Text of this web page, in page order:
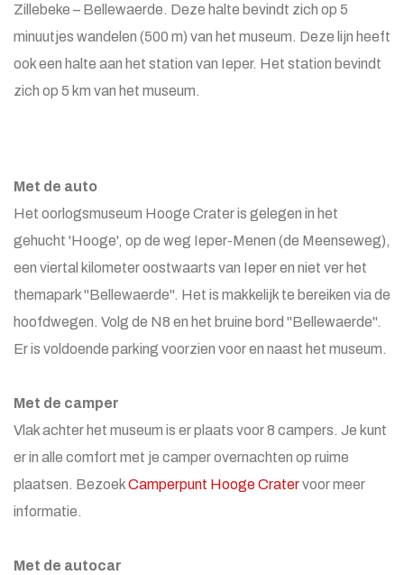
Zillebeke – Bellewaerde. Deze halte bevindt zich op 5
minuutjes wandelen (500 m) van het museum. Deze lijn heeft
ook een halte aan het station van Ieper. Het station bevindt
zich op 5 km van het museum.
Met de auto
Het oorlogsmuseum Hooge Crater is gelegen in het
gehucht 'Hooge', op de weg Ieper-Menen (de Meenseweg),
een viertal kilometer oostwaarts van Ieper en niet ver het
themapark "Bellewaerde". Het is makkelijk te bereiken via de
hoofdwegen. Volg de N8 en het bruine bord "Bellewaerde".
Er is voldoende parking voorzien voor en naast het museum.
Met de camper
Vlak achter het museum is er plaats voor 8 campers. Je kunt
er in alle comfort met je camper overnachten op ruime
plaatsen. BezoekCamperpunt Hooge Cratervoor meer
informatie.
Met de autocar